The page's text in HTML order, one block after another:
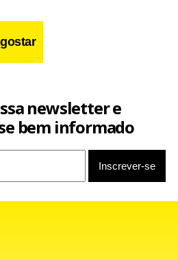
newsletter e
bem informado